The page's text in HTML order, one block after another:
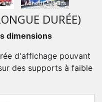
DURÉE)
dimensions
d'affichage pouvant
des supports à faible